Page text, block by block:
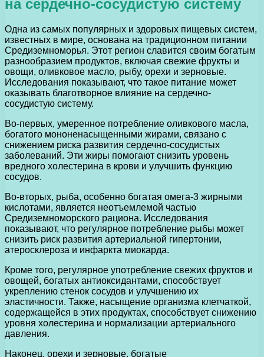
на сердечно-сосудистую систему
Одна из самых популярных и здоровых пищевых систем,
известных в мире, основана на традиционном питании
Средиземноморья. Этот регион славится своим богатым
разнообразием продуктов, включая свежие фрукты и
овощи, оливковое масло, рыбу, орехи и зерновые.
Исследования показывают, что такое питание может
оказывать благотворное влияние на сердечно-
сосудистую систему.
Во-первых, умеренное потребление оливкового масла,
богатого мононенасыщенными жирами, связано с
снижением риска развития сердечно-сосудистых
заболеваний. Эти жиры помогают снизить уровень
вредного холестерина в крови и улучшить функцию
сосудов.
Во-вторых, рыба, особенно богатая омега-3 жирными
кислотами, является неотъемлемой частью
Средиземноморского рациона. Исследования
показывают, что регулярное потребление рыбы может
снизить риск развития артериальной гипертонии,
атеросклероза и инфаркта миокарда.
Кроме того, регулярное употребление свежих фруктов и
овощей, богатых антиоксидантами, способствует
укреплению стенок сосудов и улучшению их
эластичности. Также, насыщение организма клетчаткой,
содержащейся в этих продуктах, способствует снижению
уровня холестерина и нормализации артериального
давления.
Наконец, орехи и зерновые, богатые